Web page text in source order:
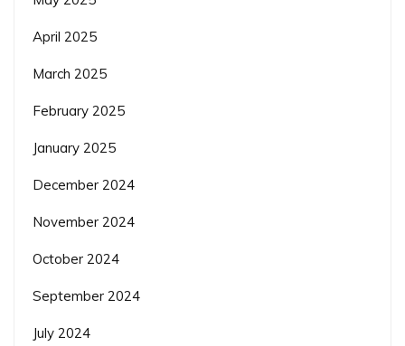
April 2025
March 2025
February 2025
January 2025
December 2024
November 2024
October 2024
September 2024
July 2024